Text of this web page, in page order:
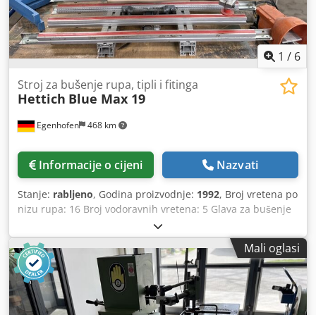
1 / 6
Egenhofen 468 km
Stroj za bušenje rupa, tipli i fitinga
Hettich Blue Max 19
Informacije o cijeni Nazvati
Stanje: rabljeno, Godina proizvodnje: 1992, Broj vretena po
nizu rupa: 16 Broj vodoravnih vretena: 5 Glava za bušenje
za čašične šarke: da Razmak između svrdla: 32 mm
Pridrživač: da / pneumatski Potrošnja energije: 2,2 kW
Bušaća jedinica: zakretna Crsdowv Nb Nopfx AqtjfMali oglasi